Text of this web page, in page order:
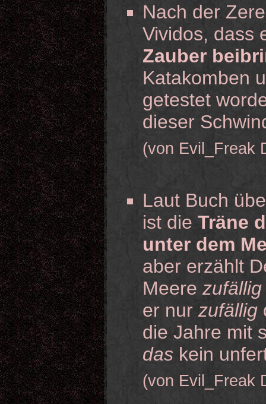
Nach der
Vividos, dass
Zauber
Katakomben
getestet
dieser
(von Evil_Freak
Laut Buch
ist die Träne
unter dem
aber erzählt
Meere zufällig
er nur zufällig
die Jahre mit
das kein
(von Evil_Freak